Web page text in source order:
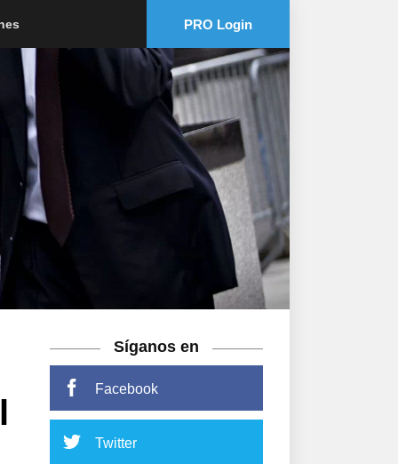
PRO Login
Síganos en
Facebook
Twitter